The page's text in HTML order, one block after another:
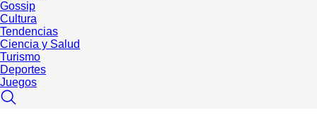
Gossip
Cultura
Tendencias
Ciencia y Salud
Turismo
Deportes
Juegos